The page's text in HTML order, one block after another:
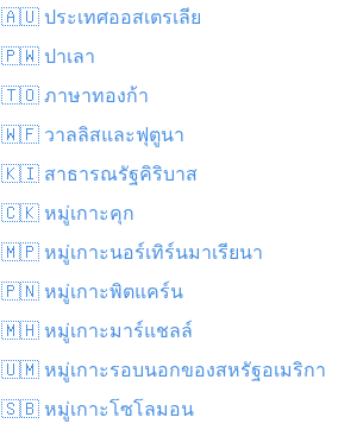
🇦🇺 ประเทศออสเตรเลีย
🇵🇼 ปาเลา
🇹🇴 ภาษาทองก้า
🇼🇫 วาลลิสและฟุตูนา
🇰🇮 สาธารณรัฐคิริบาส
🇨🇰 หมู่เกาะคุก
🇲🇵 หมู่เกาะนอร์เทิร์นมาเรียนา
🇵🇳 หมู่เกาะพิตแคร์น
🇲🇭 หมู่เกาะมาร์แชลล์
🇺🇲 หมู่เกาะรอบนอกของสหรัฐอเมริกา
🇸🇧 หมู่เกาะโซโลมอน